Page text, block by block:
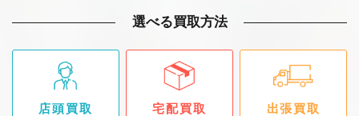
選べる買取方法
店頭買取 宅配買取 出張買取